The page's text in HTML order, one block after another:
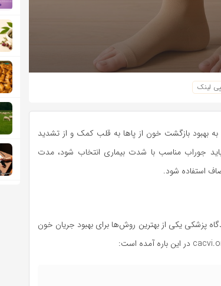
لینک
بهبود بازگشت خون از پاها به قلب کمک و از تشدید
جوراب مناسب با شدت بیماری انتخاب شود، مدت
پزشکی یکی از بهترین روش‌ها برای بهبود جریان خون